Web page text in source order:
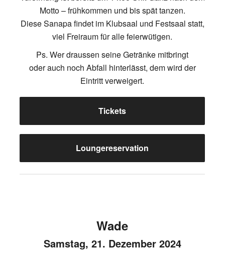
Motto – frühkommen und bis spät tanzen.
Diese Sanapa findet im Klubsaal und Festsaal statt,
viel Freiraum für alle feierwütigen.
Ps. Wer draussen seine Getränke mitbringt
oder auch noch Abfall hinterlässt, dem wird der
Eintritt verweigert.
Tickets
Loungereservation
Wade
Samstag, 21. Dezember 2024